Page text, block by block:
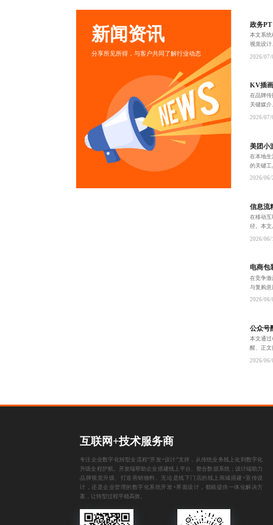
新闻资讯
分享所见所得，与客户共同了解行业动态
政务PT
本文系统
视觉设计
强调政务
2026/07/
KV插
在品牌
关键媒
现创意
2026/07/
美团小
在本地生
的关键工
从娱乐到
2026/06/
信息流
在移动互
径。本
信息流投
2026/06/
电商包
在竞争激
与复购意
大递进步
2026/06/
公众号
本文通过
醒、正文
2026/06/
互联网+技术服务商
专注企业数字化转型全流程“开发+设计”支持，从传统业务线上化到数字化
升级全程护航。开发端帮助企业搭建线上平台、整合数据系统；设计端助力
品牌视觉升级、打造营销物料。无论是线下门店的线上商城搭建+宣传设
计，还是企业管理的数字化系统开发+界面设计，都能提供一体化解决方
案，让转型过程平稳高效。